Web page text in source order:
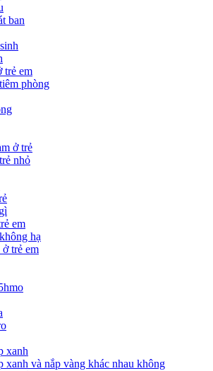
ban
trẻ em
phòng
ở trẻ
nhỏ
em
hạ
trẻ em
xanh
xanh và nắp vàng khác nhau không